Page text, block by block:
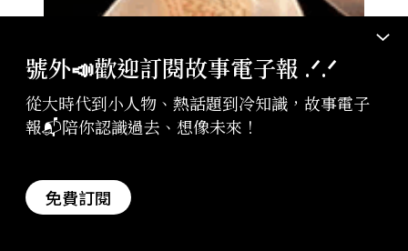
腹部脂肪的「剋星」找到了，常吃這幾物，
號外📣歡迎訂閱故事電子報 .ᐟ‪‪.ᐟ
從大時代到小人物、熱話題到冷知識，故事電子
報📬陪你認識過去、想像未來！
免費訂閱